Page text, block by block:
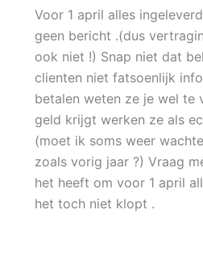
Voor 1 april alles
geen bericht .(dus
ook niet !) Snap niet dat
clienten niet fatsoenlijk
betalen weten ze je wel te
geld krijgt werken ze als
(moet ik soms weer
zoals vorig jaar ?) Vraag
het heeft om voor 1 april
het toch niet klopt .